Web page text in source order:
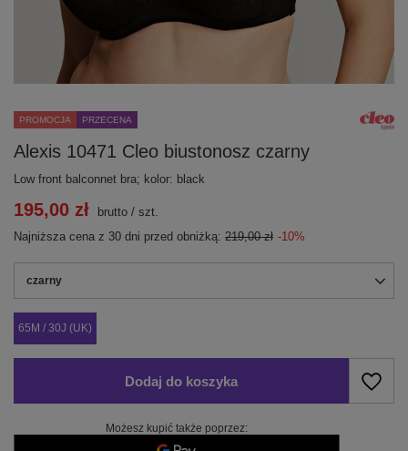
PROMOCJA PRZECENA
Alexis 10471 Cleo biustonosz czarny
Low front balconnet bra; kolor: black
czarny
65M / 30J (UK)
195,00 zł brutto / szt.
Najniższa cena z 30 dni przed obniżką: 219,00 zł -10%
Dodaj do koszyka
Możesz kupić także poprzez: